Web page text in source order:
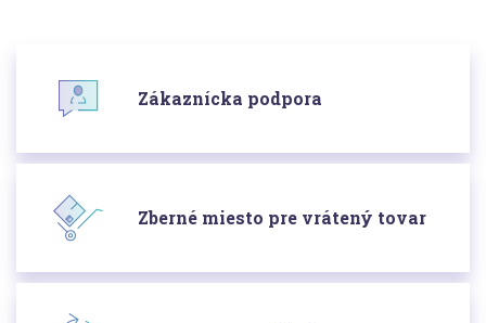
Zákaznícka podpora
Zberné miesto pre vrátený tovar